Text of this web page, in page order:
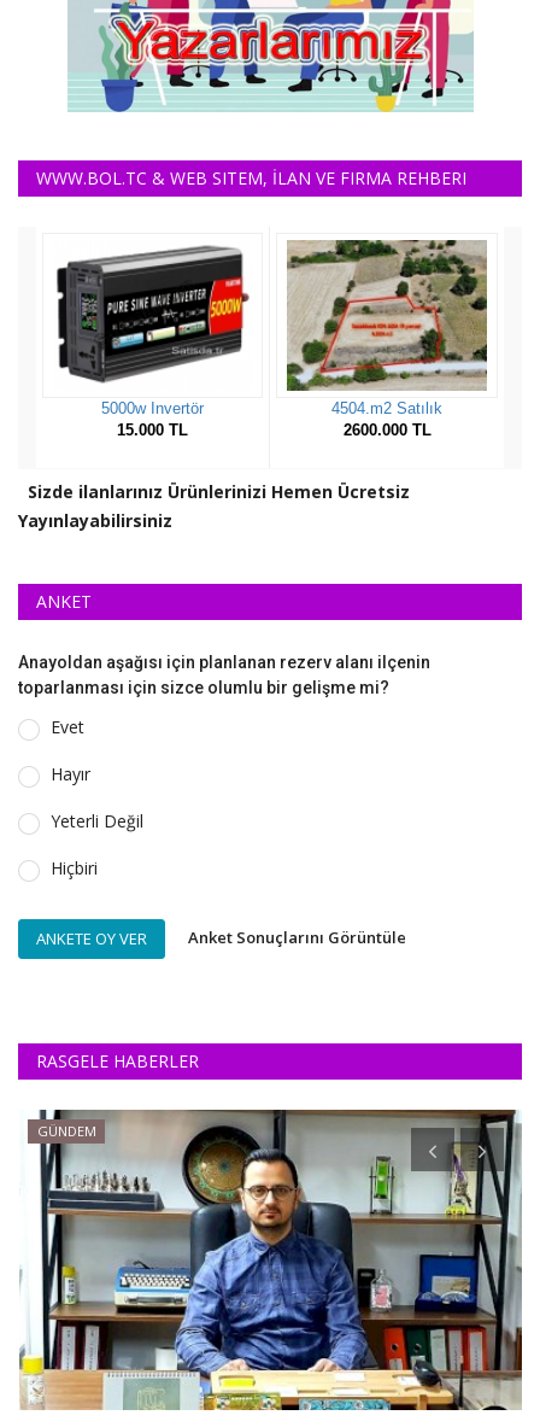
WWW.BOL.TC & WEB SITEM, İLAN VE FIRMA REHBERI
Sizde ilanlarınız Ürünlerinizi Hemen Ücretsiz
Yayınlayabilirsiniz
ANKET
Anayoldan aşağısı için planlanan rezerv alanı ilçenin
toparlanması için sizce olumlu bir gelişme mi?
Evet
Hayır
Yeterli Değil
Hiçbiri
ANKETE OY VER Anket Sonuçlarını Görüntüle
RASGELE HABERLER
GÜNDEM